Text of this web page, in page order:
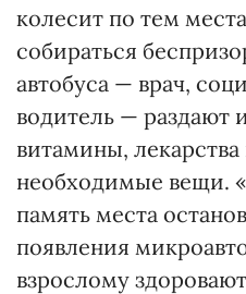
колесит по тем
собираться
автобуса — врач,
водитель — раздают
витамины, лекарства
необходимые вещи.
память места
появления
взрослому